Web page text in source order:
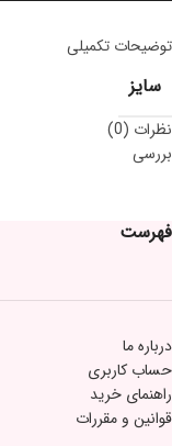
توضیحات تکمیلی
سایز
نظرات (0)
بررسی
فهرست
درباره ما
حساب کاربری
راهنمای خرید
قوانین و مقررات